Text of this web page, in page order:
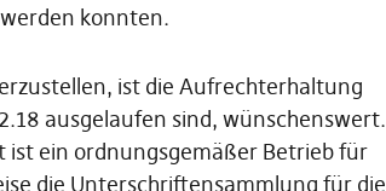
konnten.
ist die Aufrechterhaltung
ausgelaufen sind, wünschenswert.
ist ein ordnungsgemäßer Betrieb für
die Unterschriftensammlung für die